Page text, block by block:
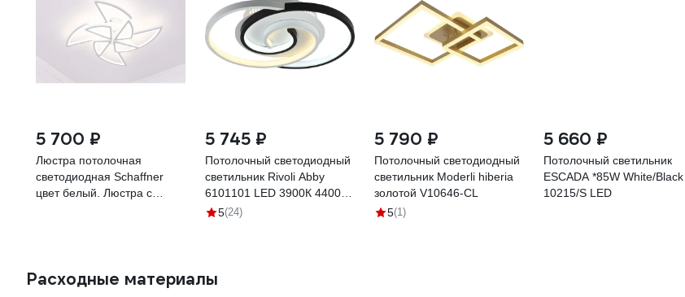
5 700 ₽
Люстра потолочная
светодиодная Schaffner
цвет белый. Люстра с
5 745 ₽
Потолочный светодиодный
светильник Rivoli Abby
6101101 LED 3900К 4400К
57 Вт модерн с пультом
5(24)
5 790 ₽
Потолочный светодиодный
светильник Moderli hiberia
золотой V10646-CL
5(1)
5 660 ₽
Потолочный светильник
ESCADA *85W White/Black
10215/S LED
Расходные материалы